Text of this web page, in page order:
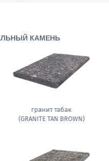
КАМЕНЬ
гранит белла
(GRANITE BELLA WHITE)